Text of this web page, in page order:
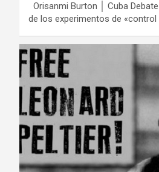
Orisanmi Burton │ Cuba
de los experimentos de